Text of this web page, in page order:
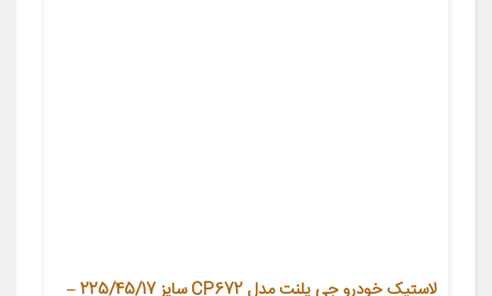
لاستیک خودرو جی پلنت مدل CP672 سایز 225/45/17 –